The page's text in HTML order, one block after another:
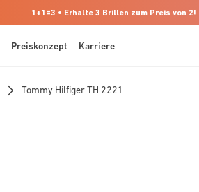
1+1=3 • Erhalte 3 Brillen zum Preis von 2! |
Preiskonzept Karriere
Tommy Hilfiger TH 2221